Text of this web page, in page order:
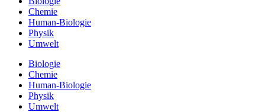
Chemie
Human-Biologie
Physik
Umwelt
Biologie
Chemie
Human-Biologie
Physik
Umwelt